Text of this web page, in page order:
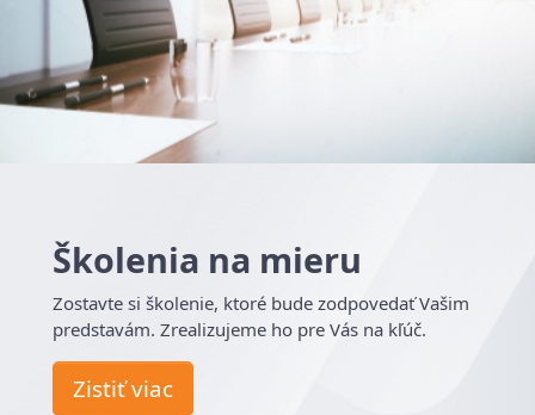
Školenia na mieru
Zostavte si školenie, ktoré bude zodpovedať Vašim
predstavám. Zrealizujeme ho pre Vás na kľúč.
Zistiť viac